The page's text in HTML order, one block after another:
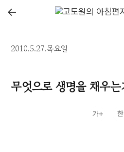
←
2010.5.27.목요일
무엇으로 생명을 채우